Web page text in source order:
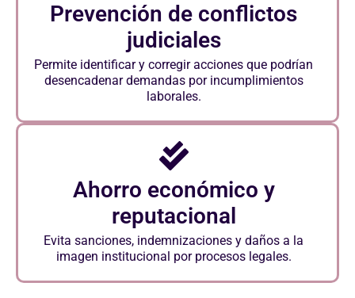
Prevención de conflictos
judiciales
Permite identificar y corregir acciones que podrían
desencadenar demandas por incumplimientos
laborales.
Ahorro económico y
reputacional
Evita sanciones, indemnizaciones y daños a la
imagen institucional por procesos legales.